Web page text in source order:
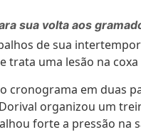
sua volta aos
de sua
trata uma lesão na
cronograma em duas
organizou um
forte a pressão na